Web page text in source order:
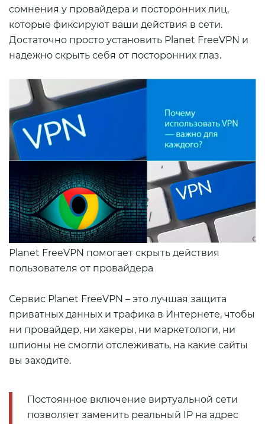
сомнения у провайдера и посторонних лиц,
которые фиксируют ваши действия в сети.
Достаточно просто установить Planet FreeVPN и
надежно скрыть себя от посторонних глаз.
Planet FreeVPN помогает скрыть действия
пользователя от провайдера
Сервис Planet FreeVPN – это лучшая защита
приватных данных и трафика в Интернете, чтобы
ни провайдер, ни хакеры, ни маркетологи, ни
шпионы не смогли отслеживать, на какие сайты
вы заходите.
Постоянное включение виртуальной сети
позволяет заменить реальный IP на адрес